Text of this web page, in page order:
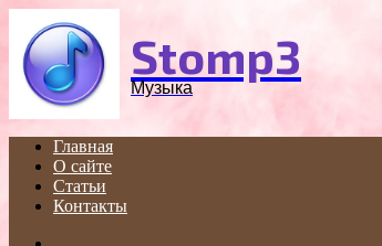
Stomp3
Музыка
Главная
О сайте
Статьи
Контакты